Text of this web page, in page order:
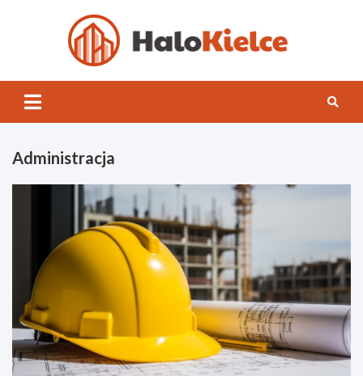
Kielce
Administracja